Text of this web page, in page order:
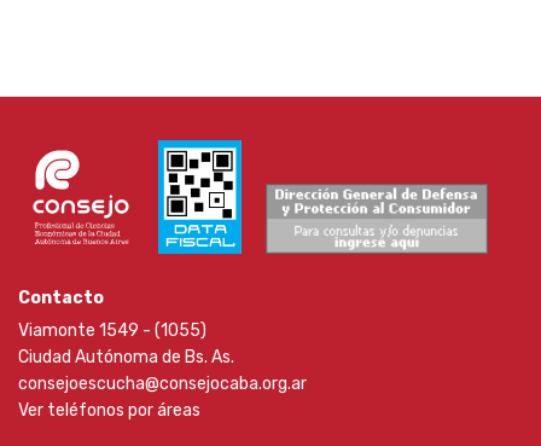
Contacto
Viamonte 1549 - (1055)
Ciudad Autónoma de Bs. As.
consejoescucha@consejocaba.org.ar
Ver teléfonos por áreas